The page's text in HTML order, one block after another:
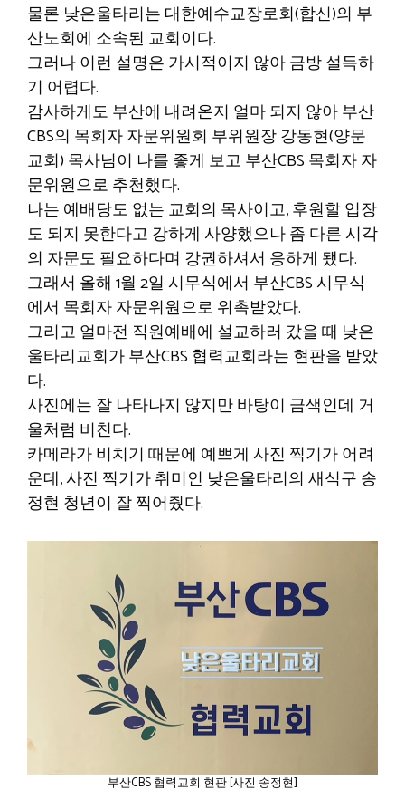
물론 낮은울타리는 대한예수교장로회(합신)의 부
산노회에 소속된 교회이다.
그러나 이런 설명은 가시적이지 않아 금방 설득하
기 어렵다.
감사하게도 부산에 내려온지 얼마 되지 않아 부산
CBS의 목회자 자문위원회 부위원장 강동현(양문
교회) 목사님이 나를 좋게 보고 부산CBS 목회자 자
문위원으로 추천했다.
나는 예배당도 없는 교회의 목사이고, 후원할 입장
도 되지 못한다고 강하게 사양했으나 좀 다른 시각
의 자문도 필요하다며 강권하셔서 응하게 됐다.
그래서 올해 1월 2일 시무식에서 부산CBS 시무식
에서 목회자 자문위원으로 위촉받았다.
그리고 얼마전 직원예배에 설교하러 갔을 때 낮은
울타리교회가 부산CBS 협력교회라는 현판을 받았
다.
사진에는 잘 나타나지 않지만 바탕이 금색인데 거
울처럼 비친다.
카메라가 비치기 때문에 예쁘게 사진 찍기가 어려
운데, 사진 찍기가 취미인 낮은울타리의 새식구 송
정현 청년이 잘 찍어줬다.
부산CBS 협력교회 현판 [사진 송정현]